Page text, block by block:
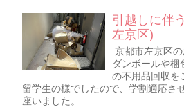
引越しに伴
左京区)
京都市左京区
ダンボールや梱
の不用品回収を
留学生の様でしたので、学割適応さ
座いました。